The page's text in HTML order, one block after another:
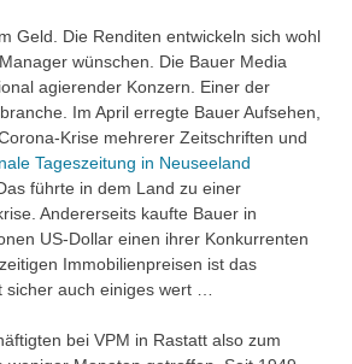
Geld. Die Renditen entwickeln sich wohl
wünschen. Die Bauer Media
agierender Konzern. Einer der
Im April erregte Bauer Aufsehen,
Krise mehrerer Zeitschriften und
Tageszeitung in Neuseeland
führte in dem Land zu einer
Andererseits kaufte Bauer in
US-Dollar einen ihrer Konkurrenten
Immobilienpreisen ist das
sicher auch einiges wert …
bei VPM in Rastatt also zum